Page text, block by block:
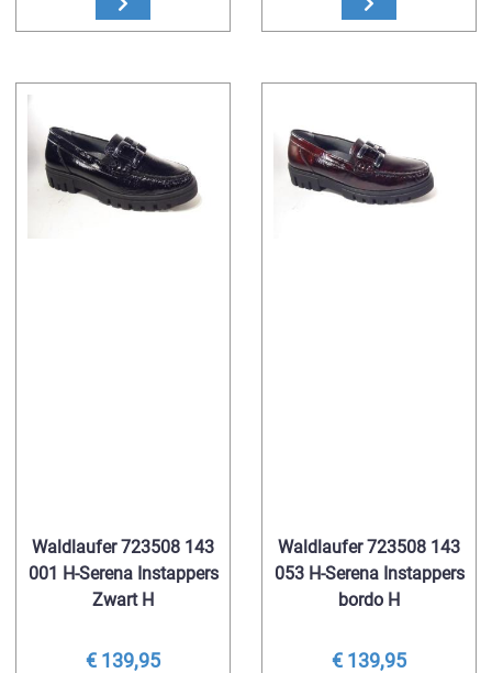
Waldlaufer 723508 143
001 H-Serena Instappers
Zwart H
€ 139,95
Waldlaufer 723508 143
053 H-Serena Instappers
bordo H
€ 139,95